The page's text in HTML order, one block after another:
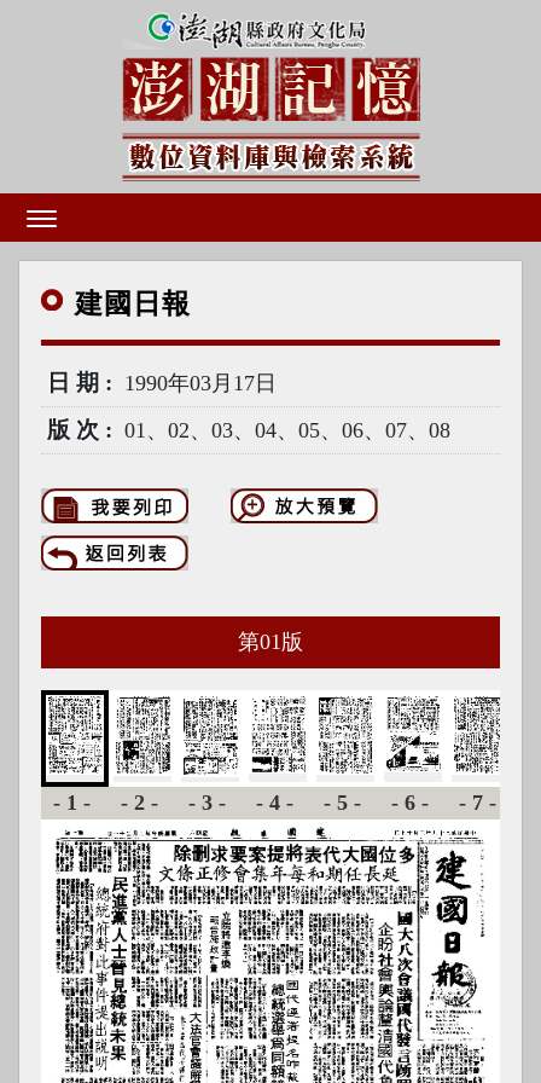
建國 日報
日期 1990年03月17日
版次 01、02、03、04、05、06、07、08
第01 版
-1- -2- -3- -4- -5- -6- -7-